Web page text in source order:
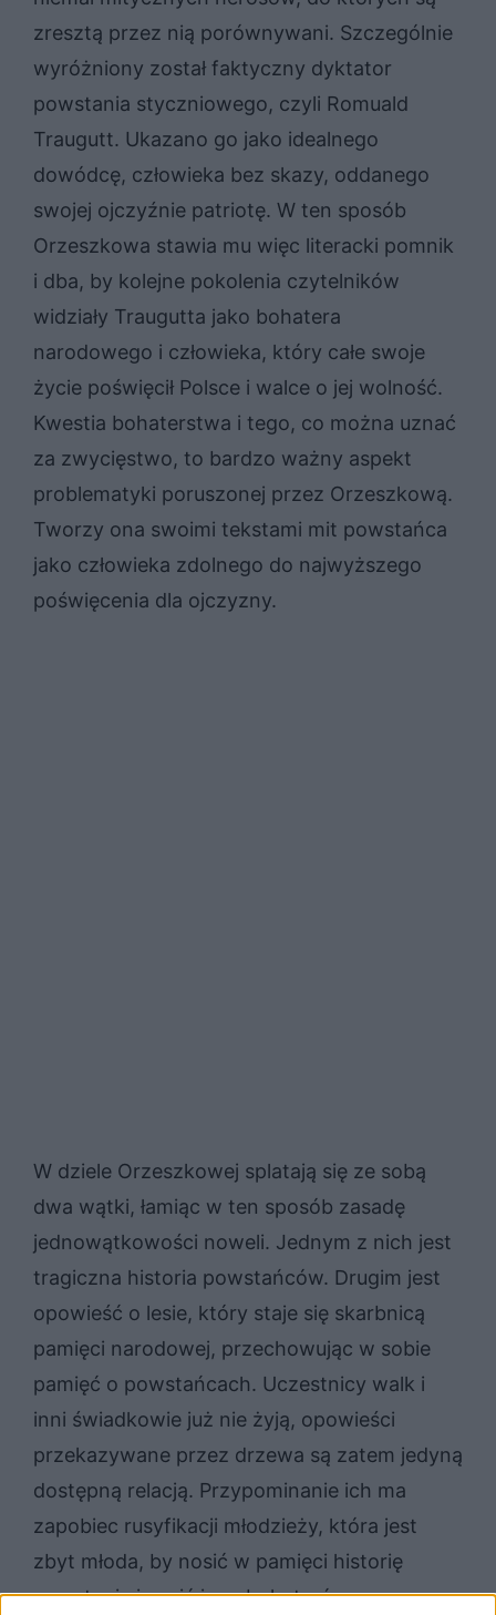
zresztą przez nią porównywani. Szczególnie
wyróżniony został faktyczny dyktator
powstania styczniowego, czyli Romuald
Traugutt. Ukazano go jako idealnego
dowódcę, człowieka bez skazy, oddanego
swojej ojczyźnie patriotę. W ten sposób
Orzeszkowa stawia mu więc literacki pomnik
i dba, by kolejne pokolenia czytelników
widziały Traugutta jako bohatera
narodowego i człowieka, który całe swoje
życie poświęcił Polsce i walce o jej wolność.
Kwestia bohaterstwa i tego, co można uznać
za zwycięstwo, to bardzo ważny aspekt
problematyki poruszonej przez Orzeszkową.
Tworzy ona swoimi tekstami mit powstańca
jako człowieka zdolnego do najwyższego
poświęcenia dla ojczyzny.
W dziele Orzeszkowej splatają się ze sobą
dwa wątki, łamiąc w ten sposób zasadę
jednowątkowości noweli. Jednym z nich jest
tragiczna historia powstańców. Drugim jest
opowieść o lesie, który staje się skarbnicą
pamięci narodowej, przechowując w sobie
pamięć o powstańcach. Uczestnicy walk i
inni świadkowie już nie żyją, opowieści
przekazywane przez drzewa są zatem jedyną
dostępną relacją. Przypominanie ich ma
zapobiec rusyfikacji młodzieży, która jest
zbyt młoda, by nosić w pamięci historię
powstania i czcić jego bohaterów.